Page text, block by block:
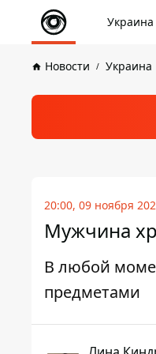
Украина
Новости Украина
20:00, 09 ноября
Мужчина
В любой
предметами